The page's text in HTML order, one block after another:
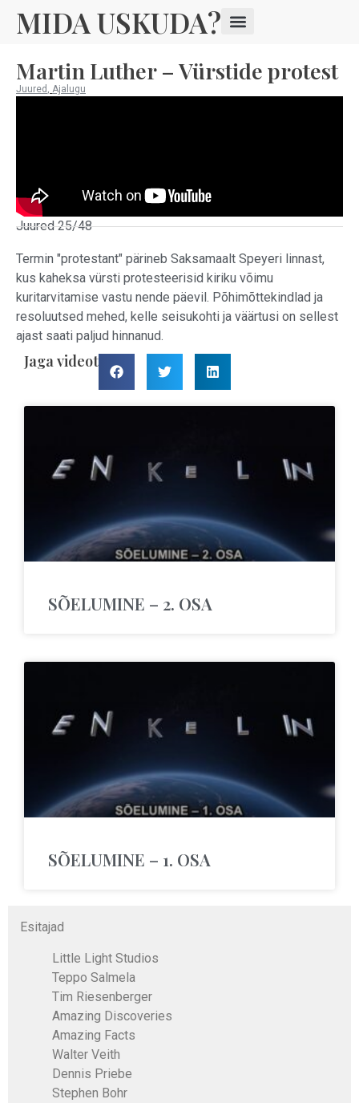
MIDA USKUDA?
Esitajad
Little Light Studios
Teppo Salmela
Tim Riesenberger
Amazing Discoveries
Amazing Facts
Walter Veith
Dennis Priebe
Stephen Bohr
Martin Luther – Vürstide protest
Juured , Ajalugu
Juured 25/48
Termin "protestant" pärineb Saksamaalt Speyeri linnast,
kus kaheksa vürsti protesteerisid kiriku võimu
kuritarvitamise vastu nende päevil. Põhimõttekindlad ja
resoluutsed mehed, kelle seisukohti ja väärtusi on sellest
ajast saati paljud hinnanud.
Jaga videot
SÕELUMINE – 2. OSA
SÕELUMINE – 1. OSA